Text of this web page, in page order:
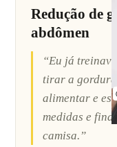
Redução de
abdômen
“Eu já
tirar a gordura
alimentar e
medidas e
camisa.”